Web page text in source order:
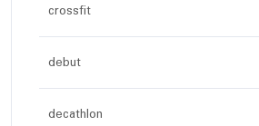
crossfit
debut
decathlon